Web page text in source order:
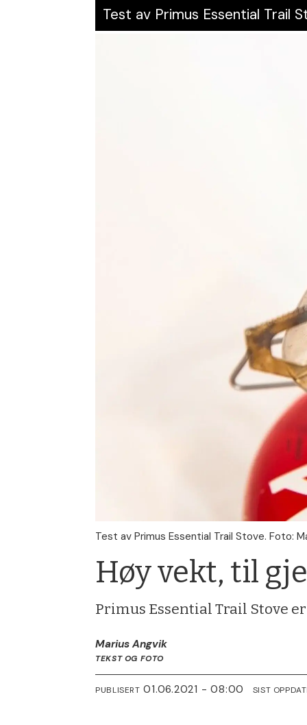
Test av Primus Essential Trail
Test av Primus Essential Trail Stove. Foto:
Høy vekt, til
Primus Essential Trail Stove
Marius Angvik
TEKST OG FOTO
PUBLISERT 01.06.2021 - 08:00 SIST